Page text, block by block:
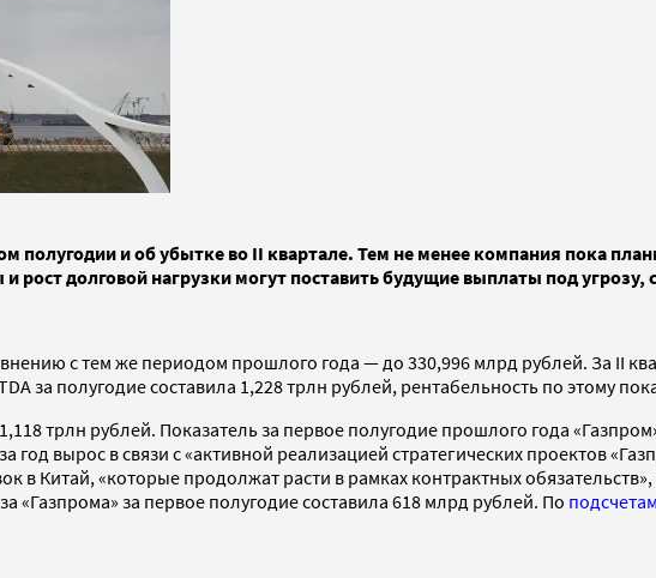
и об убытке во II квартале. Тем не менее компания пока
долговой нагрузки могут поставить будущие выплаты под угрозу,
с тем же периодом прошлого года — до 330,996 млрд рублей. За II
за полугодие составила 1,228 трлн рублей, рентабельность по этому
трлн рублей. Показатель за первое полугодие прошлого года
год вырос в связи с «активной реализацией стратегических проектов
Китай, «которые продолжат расти в рамках контрактных обязательств»,
за первое полугодие составила 618 млрд рублей. По подсчетам